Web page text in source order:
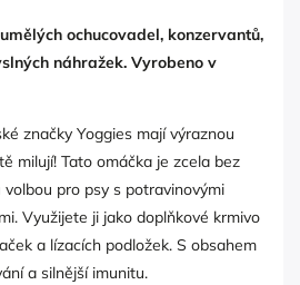
ochucovadel, konzervantů,
náhražek. Vyrobeno v
značky Yoggies mají výraznou
milují! Tato omáčka je zcela bez
pro psy s potravinovými
Využijete ji jako doplňkové krmivo
a lízacích podložek. S obsahem
a silnější imunitu.